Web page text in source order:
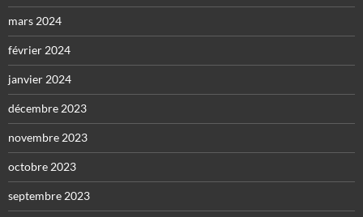
mars 2024
février 2024
janvier 2024
décembre 2023
novembre 2023
octobre 2023
septembre 2023